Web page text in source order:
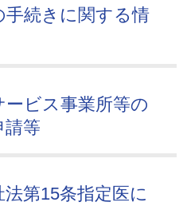
手続きに関する情
ービス事業所等の
請等
第15条指定医に